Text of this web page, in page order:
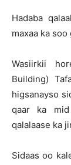
Hadaba
maxaa ka soo
Wasiirkii
Building)
higsanayso
qaar ka mid
qalalaase ka
Sidaas oo